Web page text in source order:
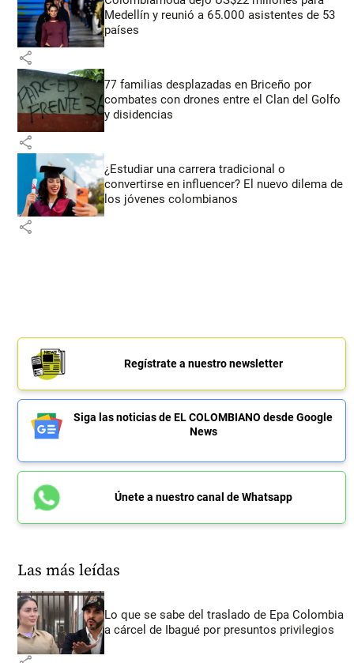
Medellín y reunió a 65.000 asistentes de 53
países
share
77 familias desplazadas en Briceño por
combates con drones entre el Clan del Golfo
y disidencias
share
¿Estudiar una carrera tradicional o
convertirse en influencer? El nuevo dilema de
los jóvenes colombianos
share
Regístrate a nuestro newsletter
Siga las noticias de EL COLOMBIANO desde Google
News
Únete a nuestro canal de Whatsapp
Las más leídas
Lo que se sabe del traslado de Epa Colombia
a cárcel de Ibagué por presuntos privilegios